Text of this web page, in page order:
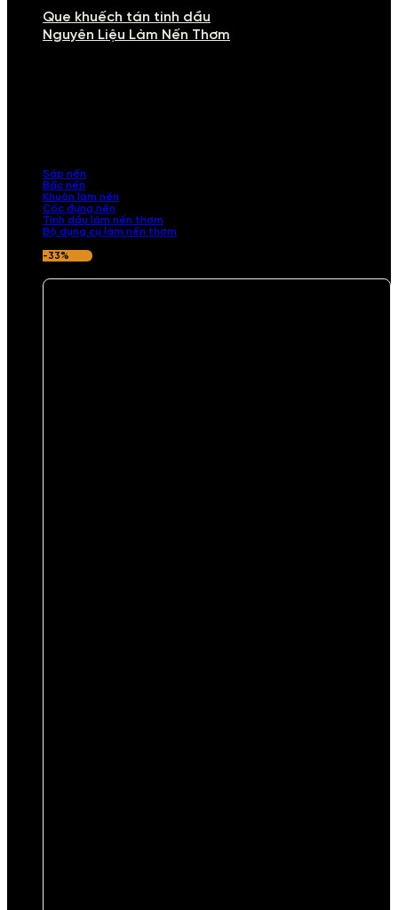
Que khuếch tán tinh dầu
Nguyên Liệu Làm Nến Thơm
Sáp nến
Bấc nến
Khuôn làm nến
Cốc đựng nến
Tinh dầu làm nến thơm
Bộ dụng cụ làm nến thơm
-33%